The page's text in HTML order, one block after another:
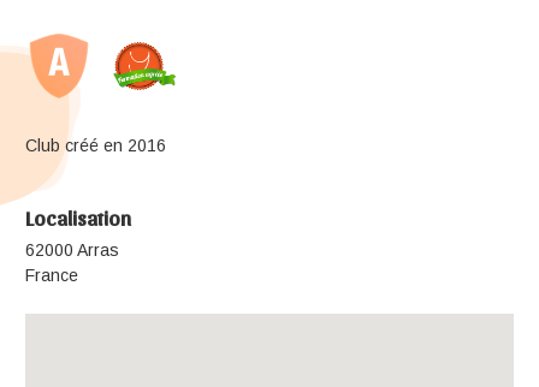
Club créé en 2016
Localisation
62000 Arras
France